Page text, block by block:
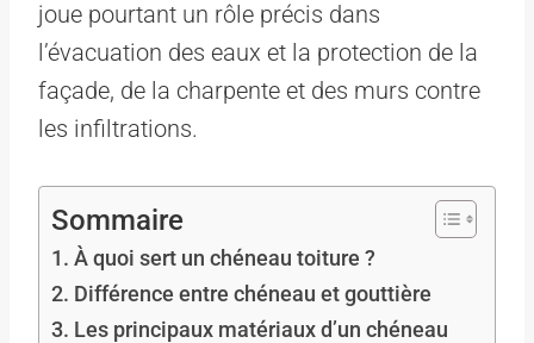
joue pourtant un rôle précis dans
l’évacuation des eaux et la protection de la
façade, de la charpente et des murs contre
les infiltrations.
Sommaire
À quoi sert un chéneau toiture ?
Différence entre chéneau et gouttière
Les principaux matériaux d’un chéneau